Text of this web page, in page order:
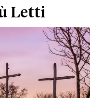
Letti